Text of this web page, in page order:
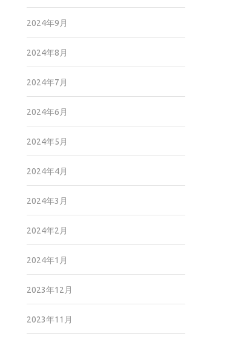
2024年9月
2024年8月
2024年7月
2024年6月
2024年5月
2024年4月
2024年3月
2024年2月
2024年1月
2023年12月
2023年11月